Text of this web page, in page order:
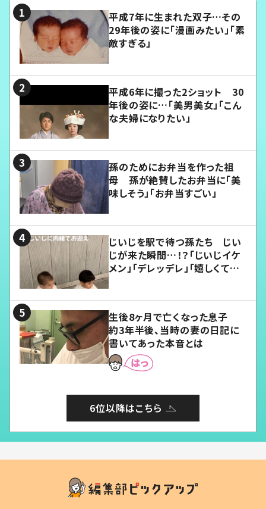
平成7年に生まれた双子…その
29年後の姿に「漫画みたい」「素
敵すぎる」
平成6年に撮った2ショット 30
年後の姿に…「美男美女」「こん
な夫婦になりたい」
孫のためにお弁当を作った祖
母 孫が絶賛したお弁当に「美
味しそう」「お弁当すごい」
じいじを駅で待つ孫たち じい
じが来た瞬間…！？「じいじイケ
メン」「デレッデレ」「嬉しくて可
生後8ヶ月で亡くなった息子
約3年半後、当時の妻の日記に
書いてあった本音とは
6位以降はこちら